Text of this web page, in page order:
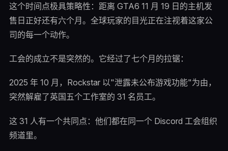
这个时间点极具策略性：距离 GTA6 11 月 19 日的主机发
售日正好还有六个月。全球玩家的目光正在注视着这家公
司的每一个动作。
工会的成立不是突然的。它经过了七个月的拉锯：
2025 年 10 月，Rockstar 以"泄露未公布游戏功能"为由，
突然解雇了英国五个工作室的 31 名员工。
这 31 人有一个共同点：他们都在同一个 Discord 工会组织
频道里。